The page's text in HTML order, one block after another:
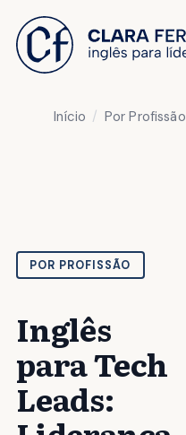
Início Por Profissão
POR PROFISSÃO
Inglês
para Tech
Leads: